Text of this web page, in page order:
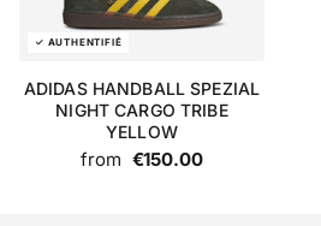
ADIDAS HANDBALL SPEZIAL
NIGHT CARGO TRIBE
YELLOW
from €150.00